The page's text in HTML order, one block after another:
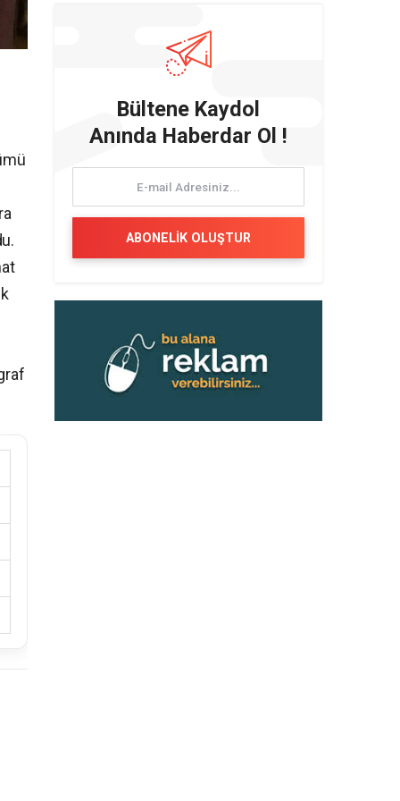
Bültene Kaydol
Anında Haberdar Ol !
ABONELİK OLUŞTUR